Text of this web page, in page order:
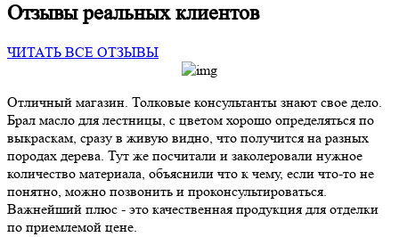
Отзывы реальных клиентов
ЧИТАТЬ ВСЕ ОТЗЫВЫ
Отличный магазин. Толковые консультанты знают свое дело.
Брал масло для лестницы, с цветом хорошо определяться по
выкраскам, сразу в живую видно, что получится на разных
породах дерева. Тут же посчитали и заколеровали нужное
количество материала, объяснили что к чему, если что-то не
понятно, можно позвонить и проконсультироваться.
Важнейший плюс - это качественная продукция для отделки
по приемлемой цене.